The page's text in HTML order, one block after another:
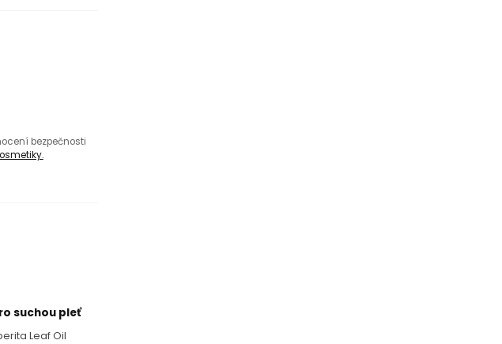
bezpečnosti
suchou pleť
Leaf Oil